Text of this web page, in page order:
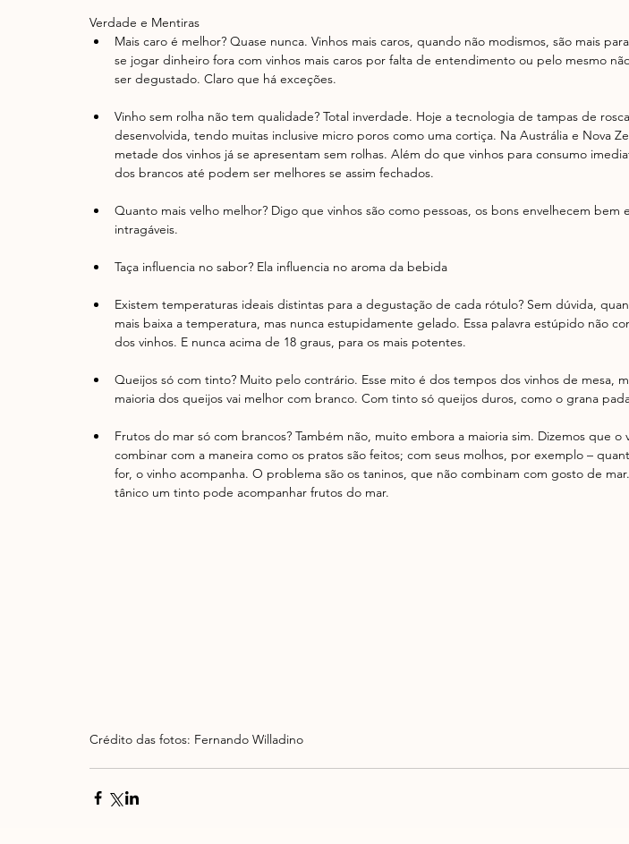
Verdade e Mentiras
Mais caro é melhor? Quase nunca. Vinhos mais caros, quando não modismos, são mais
se jogar dinheiro fora com vinhos mais caros por falta de entendimento ou pelo mesmo
ser degustado. Claro que há exceções.
Vinho sem rolha não tem qualidade? Total inverdade. Hoje a tecnologia de tampas de
desenvolvida, tendo muitas inclusive micro poros como uma cortiça. Na Austrália e Nova
metade dos vinhos já se apresentam sem rolhas. Além do que vinhos para consumo
dos brancos até podem ser melhores se assim fechados.
Quanto mais velho melhor? Digo que vinhos são como pessoas, os bons envelhecem bem
intragáveis.
Taça influencia no sabor? Ela influencia no aroma da bebida
Existem temperaturas ideais distintas para a degustação de cada rótulo? Sem dúvida,
mais baixa a temperatura, mas nunca estupidamente gelado. Essa palavra estúpido não
dos vinhos. E nunca acima de 18 graus, para os mais potentes.
Queijos só com tinto? Muito pelo contrário. Esse mito é dos tempos dos vinhos de mesa,
maioria dos queijos vai melhor com branco. Com tinto só queijos duros, como o grana
Frutos do mar só com brancos? Também não, muito embora a maioria sim. Dizemos que o
combinar com a maneira como os pratos são feitos; com seus molhos, por exemplo –
for, o vinho acompanha. O problema são os taninos, que não combinam com gosto de
tânico um tinto pode acompanhar frutos do mar.
Crédito das fotos: Fernando Willadino